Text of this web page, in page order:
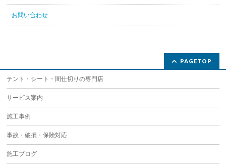
お問い合わせ
PAGETOP
テント・シート・間仕切りの専門店
サービス案内
施工事例
事故・破損・保険対応
施工ブログ